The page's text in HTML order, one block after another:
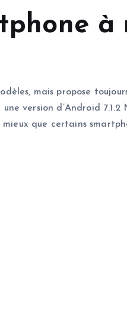
à
mais propose
version d’Android 7.1.2
que certains